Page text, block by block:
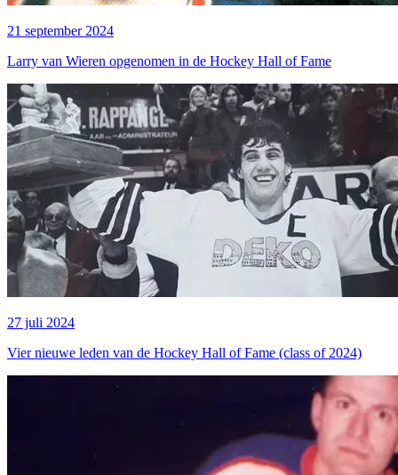
21 september 2024
Larry van Wieren opgenomen in de Hockey Hall of Fame
27 juli 2024
Vier nieuwe leden van de Hockey Hall of Fame (class of 2024)